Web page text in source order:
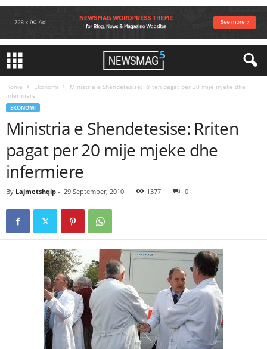
Home Ekonomi
Ministria e Shendetesise: Rriten pagat per 20 mije mjeke dhe
infermiere
EKONOMI
Ministria e Shendetesise: Rriten
pagat per 20 mije mjeke dhe
infermiere
By Lajmetshqip - 29 September, 2010 1377 0